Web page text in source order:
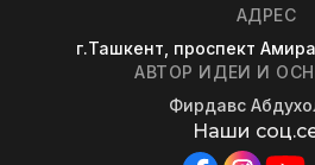
АДРЕС
г.Ташкент, проспект
АВТОР ИДЕИ И
Фирдавс
Наши